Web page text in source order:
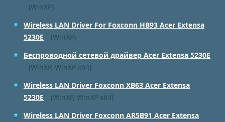
(WinXP)
Wireless LAN Driver For Foxconn HB93 Acer Extensa
5230E
(WinXP)
Беспроводной сетевой драйвер Acer Extensa 5230E
(WinXP, WinXP x64)
Wireless LAN Driver Foxconn XB63 Acer Extensa
5230E
(WinXP, WinXP x64)
Wireless LAN Driver Foxconn AR5B91 Acer Extensa